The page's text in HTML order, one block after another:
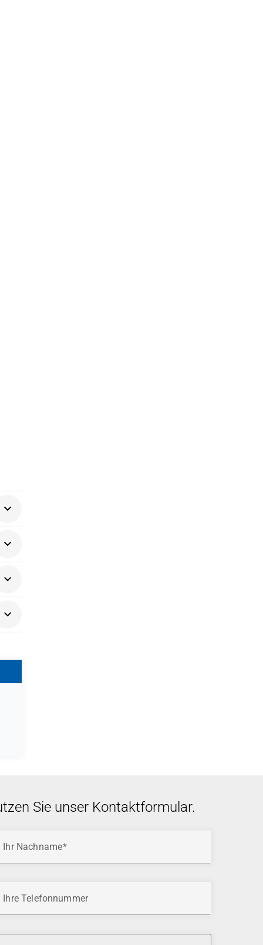
Sie unser Kontaktformular.
Ihr Nachname
Ihre Telefonnummer